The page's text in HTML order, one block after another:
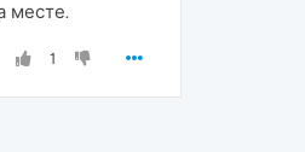
месте.
1